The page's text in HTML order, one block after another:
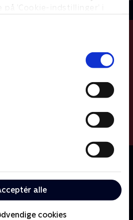
’Cookie-indstillinger’ i
alle
cookies
da de flytter til det trendy